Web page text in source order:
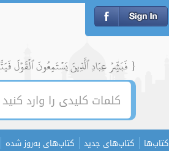
{ فَبَشِّرۡ عِبَادِ ٱلَّذِينَ يَسۡتَمِعُونَ ٱلۡقَوۡلَ
کتاب‌های جدید کتاب‌های به‌روز شده